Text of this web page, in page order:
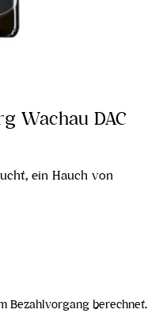
Wachau DAC
ein Hauch von
Bezahlvorgang berechnet.